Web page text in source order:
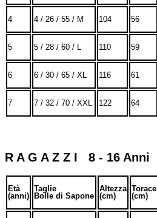
4 4 / 26 / 55 / M 104 56
5 5 / 28 / 60 / L 110 59
6 6 / 30 / 65 / XL 116 61
7 7 / 32 / 70 / XXL 122 64
R A G A Z Z I 8 - 16 Anni
Età
(anni)
Taglie
Bolle di Sapone
Altezza
(cm)
Torace
(cm)